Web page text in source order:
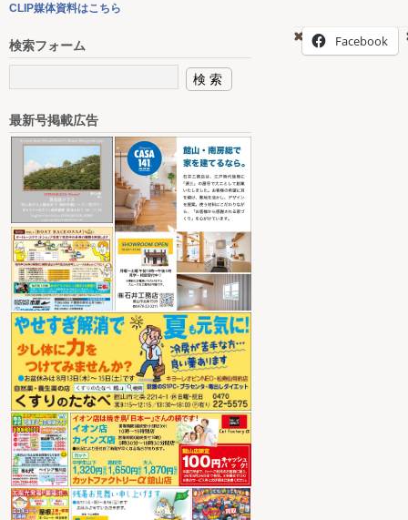
Facebook
CLIP媒体資料はこちら
検索フォーム
最新号掲載広告